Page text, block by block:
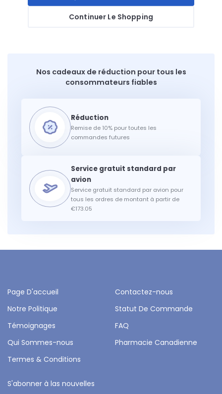
Continuer Le Shopping
Nos cadeaux de réduction pour tous les
consommateurs fiables
Remise de 10% pour toutes les
commandes futures
Service gratuit standard par avion pour
tous les ordres de montant à partir de
€173.05
Page D'accueil
Contactez-nous
Notre Politique
Statut De Commande
Témoignages
FAQ
Qui Sommes-nous
Pharmacie Canadienne
Termes & Conditions
S'abonner à las nouvelles